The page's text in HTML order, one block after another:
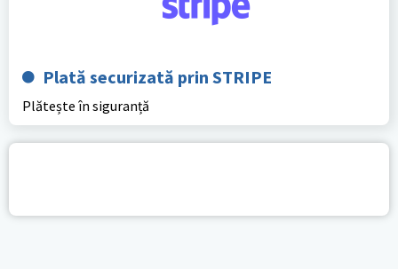
Plată securizată prin STRIPE
Plătește în siguranță